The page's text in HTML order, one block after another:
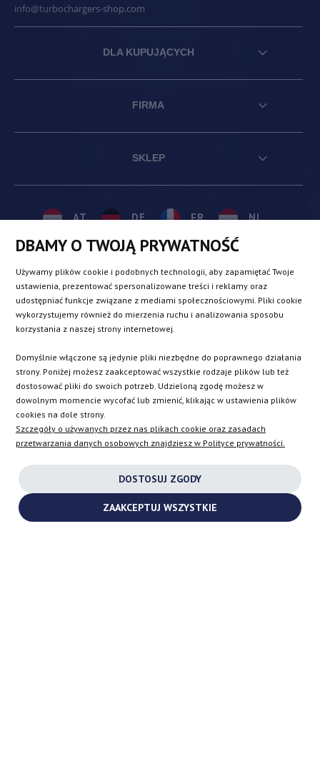
info@turbochargers-shop.com
DLA KUPUJĄCYCH
FIRMA
SKLEP
AT
CZ
DE
ES
FR
IT
NL
SE
SK
FACEBOOK
DBAMY O TWOJĄ PRYWATNOŚĆ
Używamy plików cookie i podobnych technologii, aby zapamiętać Twoje
ustawienia, prezentować spersonalizowane treści i reklamy oraz
udostępniać funkcje związane z mediami społecznościowymi. Pliki cookie
wykorzystujemy również do mierzenia ruchu i analizowania sposobu
korzystania z naszej strony internetowej.
Domyślnie włączone są jedynie pliki niezbędne do poprawnego działania
strony. Poniżej możesz zaakceptować wszystkie rodzaje plików lub też
dostosować pliki do swoich potrzeb. Udzieloną zgodę możesz w
dowolnym momencie wycofać lub zmienić, klikając w ustawienia plików
cookies na dole strony.
Szczegóły o używanych przez nas plikach cookie oraz zasadach
przetwarzania danych osobowych znajdziesz w Polityce prywatności.
DOSTOSUJ ZGODY
ZAAKCEPTUJ WSZYSTKIE